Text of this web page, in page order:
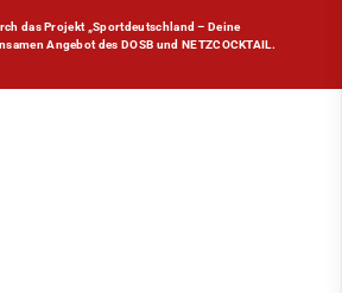
das Projekt„Sportdeutschland – Deine
Angebot des DOSB und NETZCOCKTAIL.